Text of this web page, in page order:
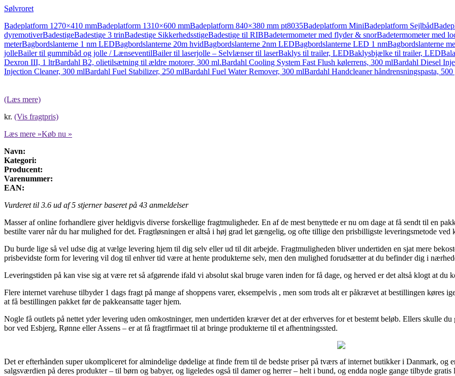
Sølvroret
Badeplatform 1270×410 mmBadeplatform 1310×600 mmBadeplatform 840×380 mm pt8035Badeplatform MiniBadeplatform Sejlbåd
dyremotiverBadestigeBadestige 3 trinBadestige SikkerhedsstigeBadestige til RIBBadetermometer med flyder & snorBadetermometer med
meterBagbordslanterne 1 nm LEDBagbordslanterne 20m hvidBagbordslanterne 2nm LEDBagbordslanterne LED 1 nmBagbordslanterne
jolleBailer til gummibåd og jolle / LænseventilBailer til laserjolle – Selvlænser til laserBaklys til trailer, LEDBaklysbjælke til trailer, LED
Dexron III, 1 ltrBardahl B2, olietilsætning til ældre motorer, 300 ml.Bardahl Cooling System Fast Flush kølerrens, 300 mlBardahl Diesel
Injection Cleaner, 300 mlBardahl Fuel Stabilizer, 250 mlBardahl Fuel Water Remover, 300 mlBardahl Handcleaner håndrensningspasta, 500
(Læs mere)
kr. (Vis fragtpris)
Læs mere »Køb nu »
Navn:
Kategori:
Producent:
Varenummer:
EAN:
Vurderet til 3.6 ud af 5 stjerner baseret på 43 anmeldelser
Masser af online forhandlere giver heldigvis diverse forskellige fragtmuligheder. En af de mest benyttede er nu om dage at få sendt til en
bestilte varer når du har mulighed for det. Fragtløsningen er altså i høj grad let gængelig, og ofte tillige den prisbilligste leveringsmetode ved
Du burde lige så vel udse dig at vælge levering hjem til dig selv eller ud til dit arbejde. Fragtmuligheden bliver undertiden en sjat mere
prisbevidste form for levering vil dog til enhver tid være at hente produkterne selv, men den mulighed forudsætter at du befinder dig i
Leveringstiden på kan vise sig at være ret så afgørende ifald vi absolut skal bruge varen inden for få dage, og herved er det altså klogt at du
Flere internet varehuse tilbyder 1 dags fragt på mange af shoppens varer, eksempelvis , men som trods alt er påkrævet at bestillingen køres
at få bestillingen pakket før de pakkeansatte tager hjem.
Nogle få outlets på nettet yder levering uden omkostninger, men undertiden kræver det at der erhverves for et bestemt beløb. Ellers skulle
bor ved Esbjerg, Rønne eller Assens – er at få fragtfirmaet til at bringe produkterne til et afhentningssted.
Det er efterhånden super ukompliceret for almindelige dødelige at finde frem til de bedste priser på tværs af internet butikker i Danmark,
salgsværdien på deres produkter – til børn og babyer, og ligeledes også til damer og herrer – helt i bund, og endda nogle gange tilbyde gratis